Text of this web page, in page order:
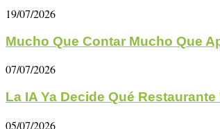
19/07/2026
Mucho Que Contar Mucho Que
07/07/2026
La IA Ya Decide Qué
05/07/2026